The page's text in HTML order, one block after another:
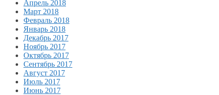
Апрель 2018
Март 2018
Февраль 2018
Январь 2018
Декабрь 2017
Ноябрь 2017
Октябрь 2017
Сентябрь 2017
Август 2017
Июль 2017
Июнь 2017